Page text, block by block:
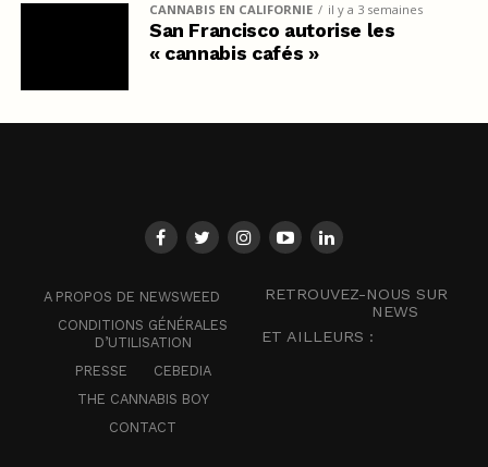
CANNABIS EN CALIFORNIE il y a 3 semaines
San Francisco autorise les
« cannabis cafés »
A PROPOS DE NEWSWEED
CONDITIONS GÉNÉRALES
D’UTILISATION
PRESSE
CEBEDIA
THE CANNABIS BOY
CONTACT
RETROUVEZ-NOUS SUR
NEWS
ET AILLEURS :